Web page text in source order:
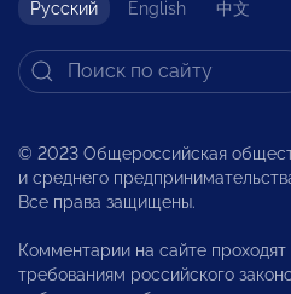
Русский English 中文
© 2023 Общероссийская
и среднего
Все права защищены.
Комментарии на сайте
требованиям российского